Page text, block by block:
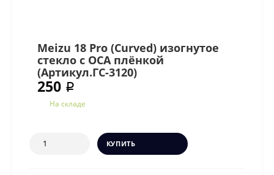
Meizu 18 Pro (Curved) изогнутое
стекло с OCA плёнкой
(Артикул.ГС-3120)
250 ₽
На складе
КУПИТЬ